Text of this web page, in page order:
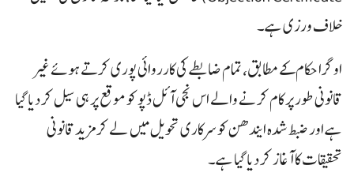
خلاف ورزی ہے۔
اوگرا حکام کے مطابق، تمام ضابطے کی کارروائی پوری کرتے ہوئے غیر
قانونی طور پر کام کرنے والے اس نجی آئل ڈپو کو موقع پر ہی سیل کر دیا گیا
ہے اور ضبط شدہ ایندھن کو سرکاری تحویل میں لے کر مزید قانونی
تحقیقات کا آغاز کر دیا گیا ہے۔